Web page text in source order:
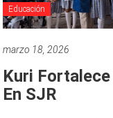
Educación
marzo 18, 2026
Kuri
En SJR